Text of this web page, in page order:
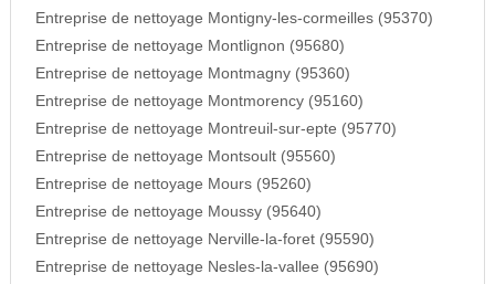
Entreprise de nettoyage Montigny-les-cormeilles (95370)
Entreprise de nettoyage Montlignon (95680)
Entreprise de nettoyage Montmagny (95360)
Entreprise de nettoyage Montmorency (95160)
Entreprise de nettoyage Montreuil-sur-epte (95770)
Entreprise de nettoyage Montsoult (95560)
Entreprise de nettoyage Mours (95260)
Entreprise de nettoyage Moussy (95640)
Entreprise de nettoyage Nerville-la-foret (95590)
Entreprise de nettoyage Nesles-la-vallee (95690)